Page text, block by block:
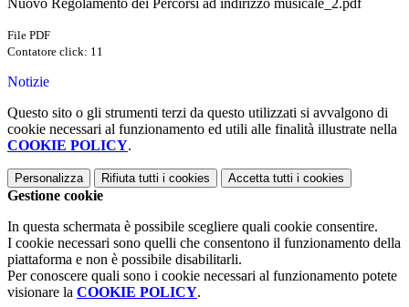
File PDF
Contatore click: 11
Notizie
Questo sito o gli strumenti terzi da questo utilizzati si avvalgono di
cookie necessari al funzionamento ed utili alle finalità illustrate nella
COOKIE POLICY.
Personalizza Rifiuta tutti i cookies Accetta tutti i cookies
Gestione cookie
In questa schermata è possibile scegliere quali cookie consentire.
I cookie necessari sono quelli che consentono il funzionamento della
piattaforma e non è possibile disabilitarli.
Per conoscere quali sono i cookie necessari al funzionamento potete
visionare la COOKIE POLICY.